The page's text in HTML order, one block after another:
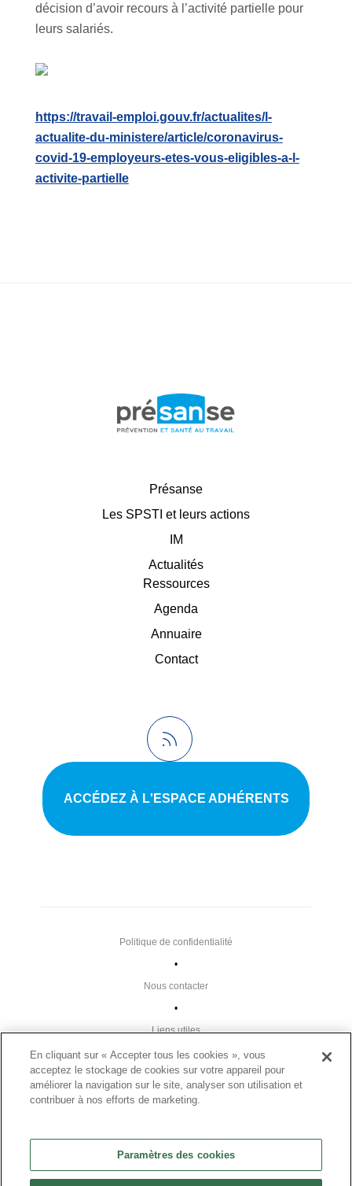
décision d’avoir recours à l’activité partielle pour
leurs salariés.
https://travail-emploi.gouv.fr/actualites/l-
actualite-du-ministere/article/coronavirus-
covid-19-employeurs-etes-vous-eligibles-a-l-
activite-partielle
Présanse
Les SPSTI et leurs actions
IM
Actualités
Ressources
Agenda
Annuaire
Contact
ACCÉDEZ À L'ESPACE ADHÉRENTS
Plan du site
Liens utiles
•
Nous contacter
•
Politique de confidentialité
•
FAQ
Paramètres des cookies
En cliquant sur « Accepter tous les cookies », vous
acceptez le stockage de cookies sur votre appareil pour
améliorer la navigation sur le site, analyser son utilisation et
contribuer à nos efforts de marketing.
Paramètres des cookies